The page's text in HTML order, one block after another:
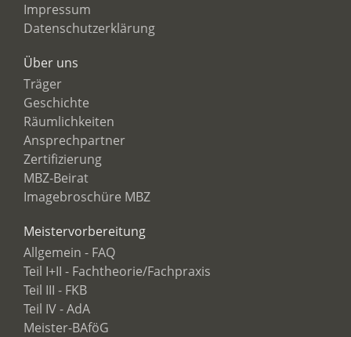
Impressum
Datenschutzerklärung
Über uns
Träger
Geschichte
Räumlichkeiten
Ansprechpartner
Zertifizierung
MBZ-Beirat
Imagebroschüre MBZ
Meistervorbereitung
Allgemein - FAQ
Teil I+II - Fachtheorie/Fachpraxis
Teil III - FKB
Teil IV - AdA
Meister-BAföG